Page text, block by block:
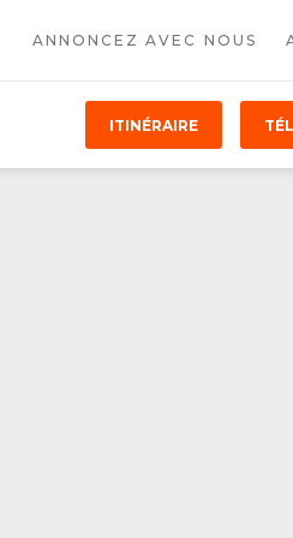
ANNONCEZ AVEC NOUS
ITINÉRAIRE